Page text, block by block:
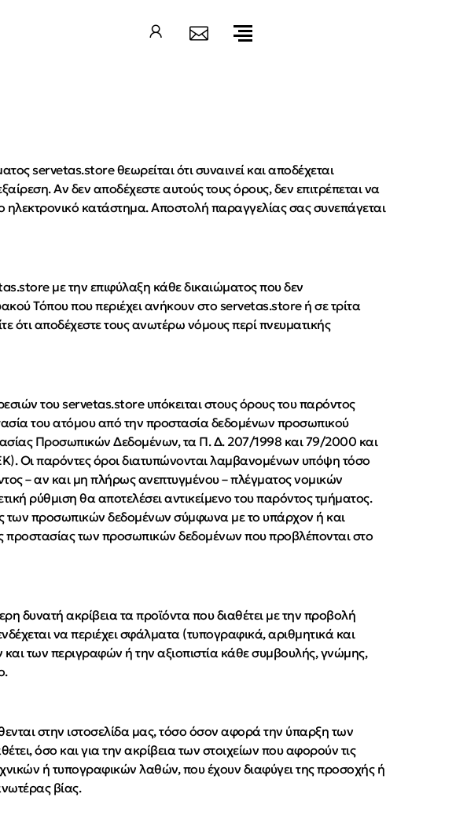
servetas.store θεωρείται ότι συναινεί και αποδέχεται
Αν δεν αποδέχεστε αυτούς τους όρους, δεν επιτρέπεται να
ηλεκτρονικό κατάστημα. Αποστολή παραγγελίας σας συνεπάγεται
με την επιφύλαξη κάθε δικαιώματος που δεν
Τόπου που περιέχει ανήκουν στο servetas.store ή σε τρίτα
αποδέχεστε τους ανωτέρω νόμους περί πνευματικής
του servetas.store υπόκειται στους όρους του παρόντος
του ατόμου από την προστασία δεδομένων προσωπικού
Προσωπικών Δεδομένων, τα Π. Δ. 207/1998 και 79/2000 και
Οι παρόντες όροι διατυπώνονται λαμβανομένων υπόψη τόσο
– αν και μη πλήρως ανεπτυγμένου – πλέγματος νομικών
ρύθμιση θα αποτελέσει αντικείμενο του παρόντος τμήματος.
των προσωπικών δεδομένων σύμφωνα με το υπάρχον ή και
προστασίας των προσωπικών δεδομένων που προβλέπονται στο
δυνατή ακρίβεια τα προϊόντα που διαθέτει με την προβολή
να περιέχει σφάλματα (τυπογραφικά, αριθμητικά και
των περιγραφών ή την αξιοπιστία κάθε συμβουλής, γνώμης,
στην ιστοσελίδα μας, τόσο όσον αφορά την ύπαρξη των
όσο και για την ακρίβεια των στοιχείων που αφορούν τις
ή τυπογραφικών λαθών, που έχουν διαφύγει της προσοχής ή
βίας.